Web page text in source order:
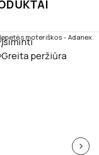
Įsiminti
Greita peržiūra